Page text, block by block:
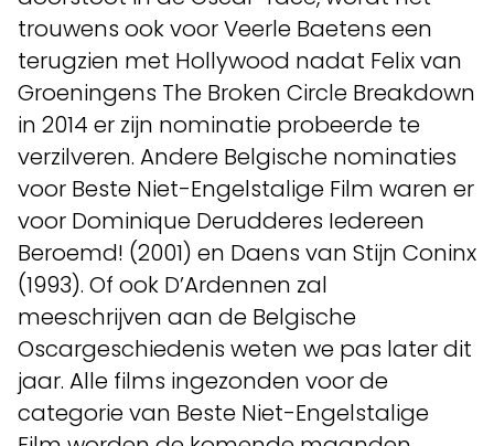
trouwens ook voor Veerle Baetens een
terugzien met Hollywood nadat Felix van
Groeningens The Broken Circle Breakdown
in 2014 er zijn nominatie probeerde te
verzilveren. Andere Belgische nominaties
voor Beste Niet-Engelstalige Film waren er
voor Dominique Derudderes Iedereen
Beroemd! (2001) en Daens van Stijn Coninx
(1993). Of ook D’Ardennen zal
meeschrijven aan de Belgische
Oscargeschiedenis weten we pas later dit
jaar. Alle films ingezonden voor de
categorie van Beste Niet-Engelstalige